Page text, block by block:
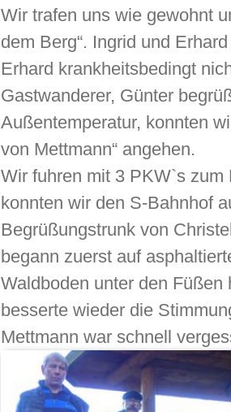
Wir trafen uns wie gewohnt
dem Berg“. Ingrid und
Erhard krankheitsbedingt
Gastwanderer, Günter
Außentemperatur, konnten
von Mettmann“ angehen.
Wir fuhren mit 3 PKW`s zum
konnten wir den S-Bahnhof
Begrüßungstrunk von
begann zuerst auf
Waldboden unter den
besserte wieder die
Mettmann war schnell